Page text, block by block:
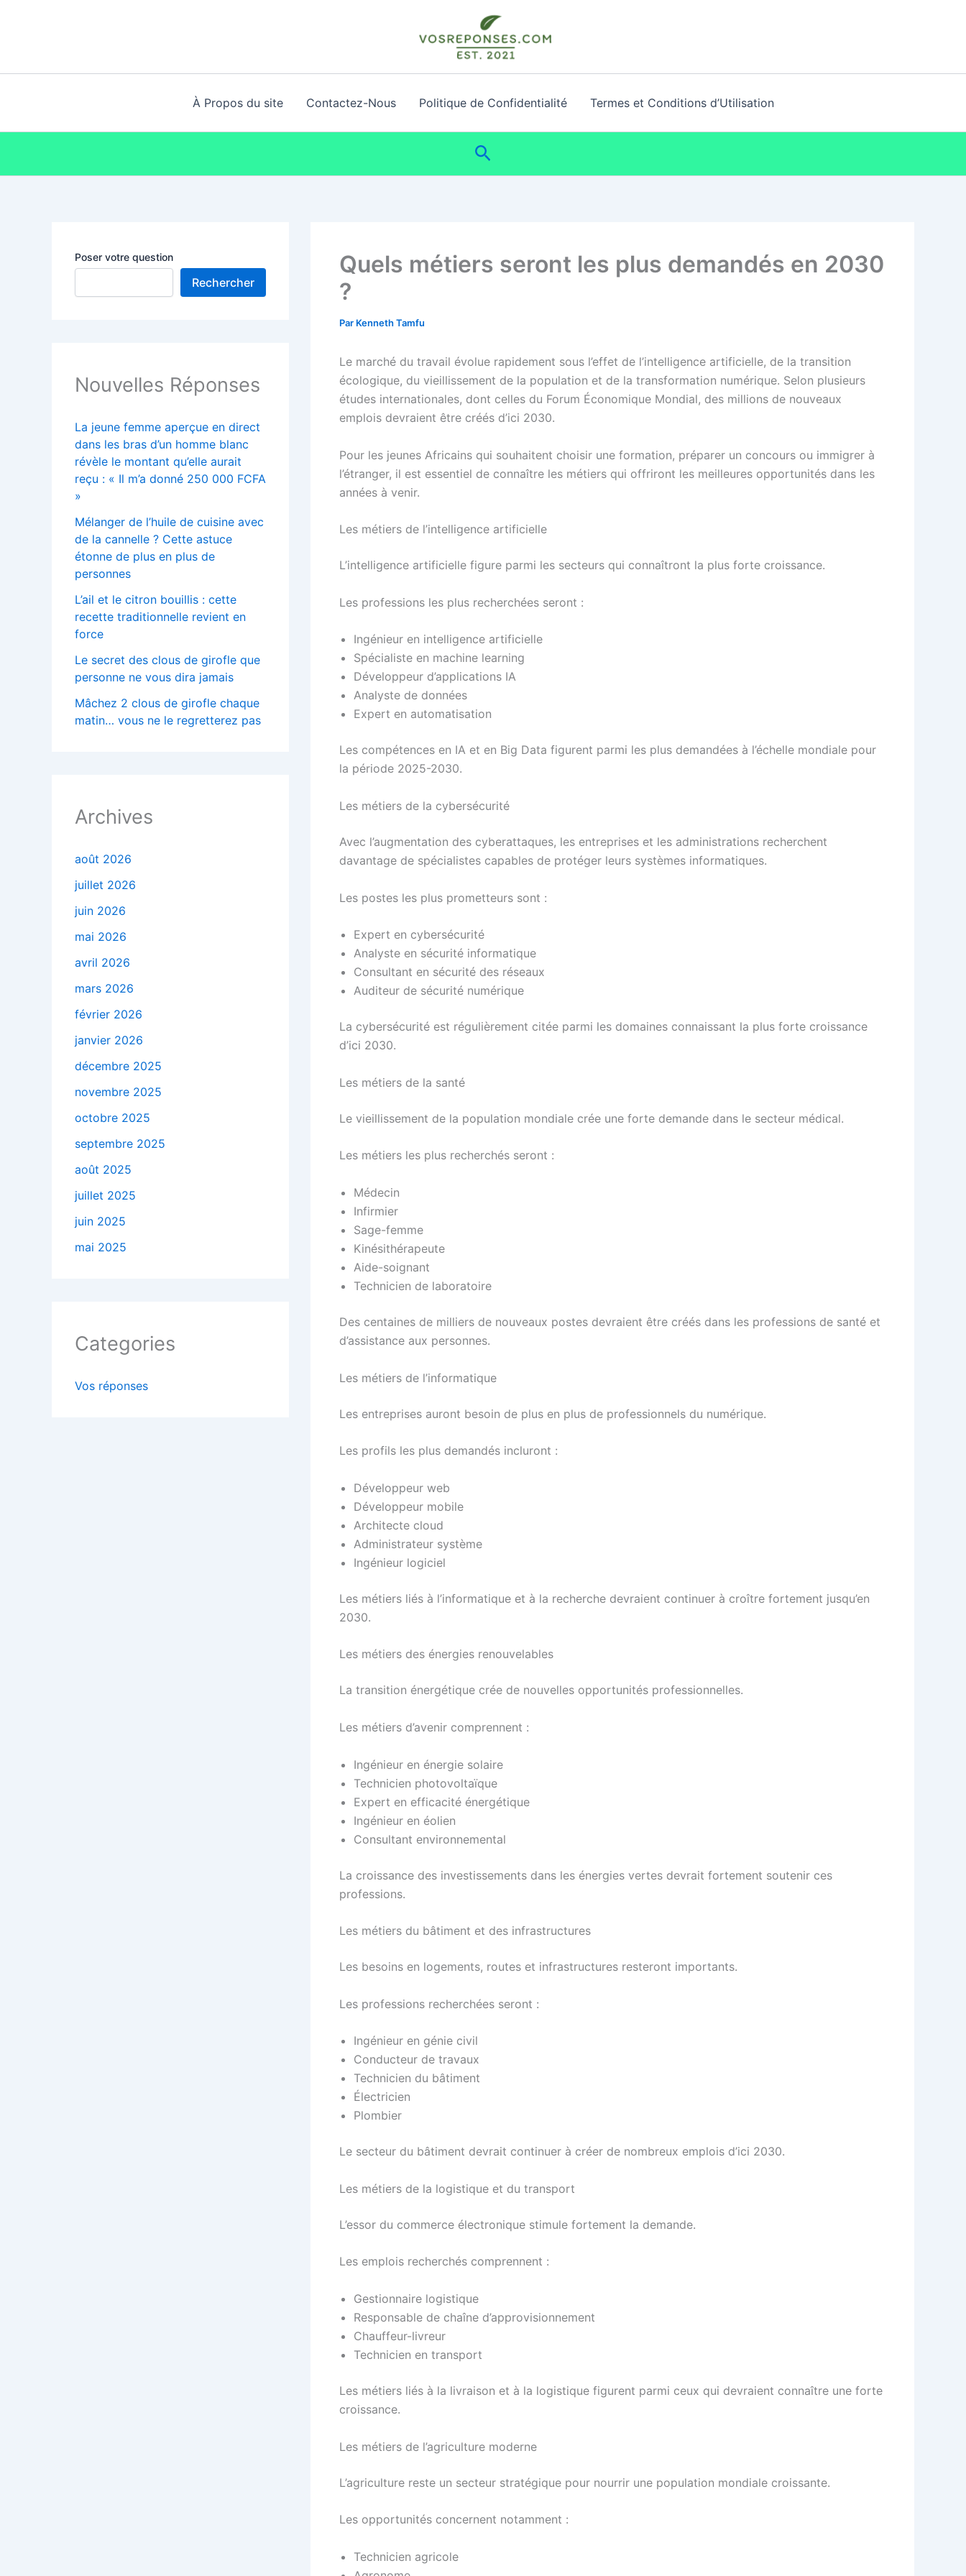
À Propos du site Contactez-Nous Politique de Confidentialité Termes et Conditions d’Utilisation
Rechercher
Poser votre question
Rechercher
Nouvelles Réponses
La jeune femme aperçue en direct
dans les bras d’un homme blanc
révèle le montant qu’elle aurait
reçu : « Il m’a donné 250 000 FCFA
»
Mélanger de l’huile de cuisine avec
de la cannelle ? Cette astuce
étonne de plus en plus de
personnes
L’ail et le citron bouillis : cette
recette traditionnelle revient en
force
Le secret des clous de girofle que
personne ne vous dira jamais
Mâchez 2 clous de girofle chaque
matin… vous ne le regretterez pas
Archives
août 2026
juillet 2026
juin 2026
mai 2026
avril 2026
mars 2026
février 2026
janvier 2026
décembre 2025
novembre 2025
octobre 2025
septembre 2025
août 2025
juillet 2025
juin 2025
mai 2025
Categories
Vos réponses
Quels métiers seront les plus demandés en 2030
?
Par Kenneth Tamfu
Le marché du travail évolue rapidement sous l’effet de l’intelligence artificielle, de la transition
écologique, du vieillissement de la population et de la transformation numérique. Selon plusieurs
études internationales, dont celles du Forum Économique Mondial, des millions de nouveaux
emplois devraient être créés d’ici 2030.
Pour les jeunes Africains qui souhaitent choisir une formation, préparer un concours ou immigrer à
l’étranger, il est essentiel de connaître les métiers qui offriront les meilleures opportunités dans les
années à venir.
Les métiers de l’intelligence artificielle
L’intelligence artificielle figure parmi les secteurs qui connaîtront la plus forte croissance.
Les professions les plus recherchées seront :
Ingénieur en intelligence artificielle
Spécialiste en machine learning
Développeur d’applications IA
Analyste de données
Expert en automatisation
Les compétences en IA et en Big Data figurent parmi les plus demandées à l’échelle mondiale pour
la période 2025-2030.
Les métiers de la cybersécurité
Avec l’augmentation des cyberattaques, les entreprises et les administrations recherchent
davantage de spécialistes capables de protéger leurs systèmes informatiques.
Les postes les plus prometteurs sont :
Expert en cybersécurité
Analyste en sécurité informatique
Consultant en sécurité des réseaux
Auditeur de sécurité numérique
La cybersécurité est régulièrement citée parmi les domaines connaissant la plus forte croissance
d’ici 2030.
Les métiers de la santé
Le vieillissement de la population mondiale crée une forte demande dans le secteur médical.
Les métiers les plus recherchés seront :
Médecin
Infirmier
Sage-femme
Kinésithérapeute
Aide-soignant
Technicien de laboratoire
Des centaines de milliers de nouveaux postes devraient être créés dans les professions de santé et
d’assistance aux personnes.
Les métiers de l’informatique
Les entreprises auront besoin de plus en plus de professionnels du numérique.
Les profils les plus demandés incluront :
Développeur web
Développeur mobile
Architecte cloud
Administrateur système
Ingénieur logiciel
Les métiers liés à l’informatique et à la recherche devraient continuer à croître fortement jusqu’en
2030.
Les métiers des énergies renouvelables
La transition énergétique crée de nouvelles opportunités professionnelles.
Les métiers d’avenir comprennent :
Ingénieur en énergie solaire
Technicien photovoltaïque
Expert en efficacité énergétique
Ingénieur en éolien
Consultant environnemental
La croissance des investissements dans les énergies vertes devrait fortement soutenir ces
professions.
Les métiers du bâtiment et des infrastructures
Les besoins en logements, routes et infrastructures resteront importants.
Les professions recherchées seront :
Ingénieur en génie civil
Conducteur de travaux
Technicien du bâtiment
Électricien
Plombier
Le secteur du bâtiment devrait continuer à créer de nombreux emplois d’ici 2030.
Les métiers de la logistique et du transport
L’essor du commerce électronique stimule fortement la demande.
Les emplois recherchés comprennent :
Gestionnaire logistique
Responsable de chaîne d’approvisionnement
Chauffeur-livreur
Technicien en transport
Les métiers liés à la livraison et à la logistique figurent parmi ceux qui devraient connaître une forte
croissance.
Les métiers de l’agriculture moderne
L’agriculture reste un secteur stratégique pour nourrir une population mondiale croissante.
Les opportunités concernent notamment :
Technicien agricole